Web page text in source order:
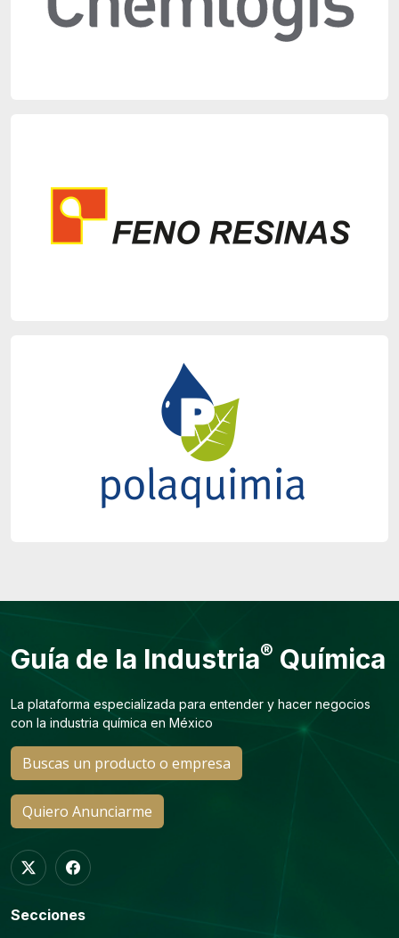
Guía de la Industria® Química
La plataforma especializada para entender y hacer negocios
con la industria química en México
Buscas un producto o empresa
Quiero Anunciarme
Secciones